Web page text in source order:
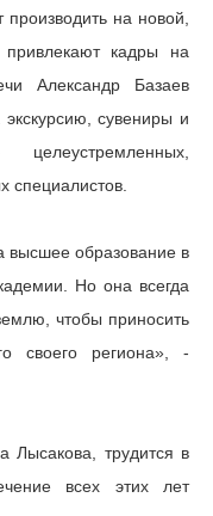
на новой,
кадры на
Александр Базаев
сувениры и
специалистов.
образование в
Но она всегда
чтобы приносить
своего региона», -
Лысакова, трудится в
всех этих лет